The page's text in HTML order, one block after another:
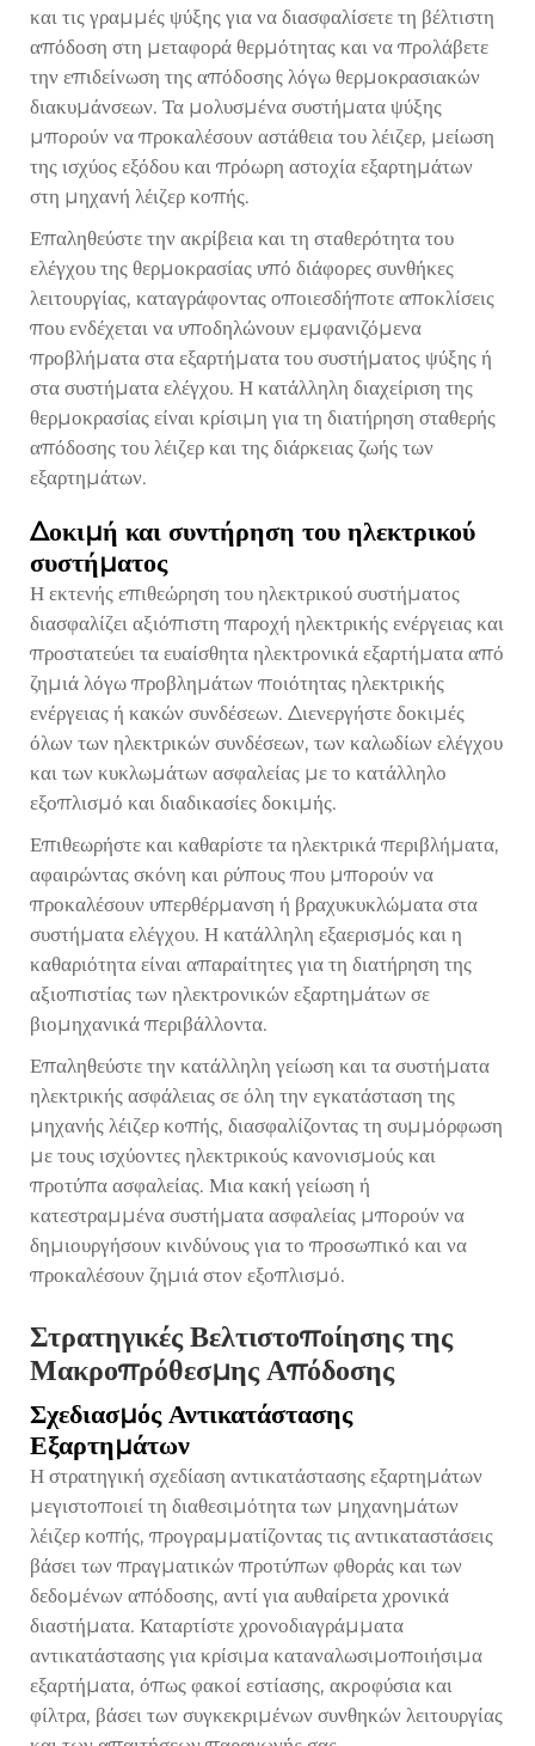
και τις γραμμές ψύξης για να διασφαλίσετε τη βέλτιστη
απόδοση στη μεταφορά θερμότητας και να προλάβετε
την επιδείνωση της απόδοσης λόγω θερμοκρασιακών
διακυμάνσεων. Τα μολυσμένα συστήματα ψύξης
μπορούν να προκαλέσουν αστάθεια του λέιζερ, μείωση
της ισχύος εξόδου και πρόωρη αστοχία εξαρτημάτων
στη μηχανή λέιζερ κοπής.
Επαληθεύστε την ακρίβεια και τη σταθερότητα του
ελέγχου της θερμοκρασίας υπό διάφορες συνθήκες
λειτουργίας, καταγράφοντας οποιεσδήποτε αποκλίσεις
που ενδέχεται να υποδηλώνουν εμφανιζόμενα
προβλήματα στα εξαρτήματα του συστήματος ψύξης ή
στα συστήματα ελέγχου. Η κατάλληλη διαχείριση της
θερμοκρασίας είναι κρίσιμη για τη διατήρηση σταθερής
απόδοσης του λέιζερ και της διάρκειας ζωής των
εξαρτημάτων.
Δοκιμή και συντήρηση του ηλεκτρικού
συστήματος
Η εκτενής επιθεώρηση του ηλεκτρικού συστήματος
διασφαλίζει αξιόπιστη παροχή ηλεκτρικής ενέργειας και
προστατεύει τα ευαίσθητα ηλεκτρονικά εξαρτήματα από
ζημιά λόγω προβλημάτων ποιότητας ηλεκτρικής
ενέργειας ή κακών συνδέσεων. Διενεργήστε δοκιμές
όλων των ηλεκτρικών συνδέσεων, των καλωδίων ελέγχου
και των κυκλωμάτων ασφαλείας με το κατάλληλο
εξοπλισμό και διαδικασίες δοκιμής.
Επιθεωρήστε και καθαρίστε τα ηλεκτρικά περιβλήματα,
αφαιρώντας σκόνη και ρύπους που μπορούν να
προκαλέσουν υπερθέρμανση ή βραχυκυκλώματα στα
συστήματα ελέγχου. Η κατάλληλη εξαερισμός και η
καθαριότητα είναι απαραίτητες για τη διατήρηση της
αξιοπιστίας των ηλεκτρονικών εξαρτημάτων σε
βιομηχανικά περιβάλλοντα.
Επαληθεύστε την κατάλληλη γείωση και τα συστήματα
ηλεκτρικής ασφάλειας σε όλη την εγκατάσταση της
μηχανής λέιζερ κοπής, διασφαλίζοντας τη συμμόρφωση
με τους ισχύοντες ηλεκτρικούς κανονισμούς και
προτύπα ασφαλείας. Μια κακή γείωση ή
κατεστραμμένα συστήματα ασφαλείας μπορούν να
δημιουργήσουν κινδύνους για το προσωπικό και να
προκαλέσουν ζημιά στον εξοπλισμό.
Στρατηγικές Βελτιστοποίησης της
Μακροπρόθεσμης Απόδοσης
Σχεδιασμός Αντικατάστασης
Εξαρτημάτων
Η στρατηγική σχεδίαση αντικατάστασης εξαρτημάτων
μεγιστοποιεί τη διαθεσιμότητα των μηχανημάτων
λέιζερ κοπής, προγραμματίζοντας τις αντικαταστάσεις
βάσει των πραγματικών προτύπων φθοράς και των
δεδομένων απόδοσης, αντί για αυθαίρετα χρονικά
διαστήματα. Καταρτίστε χρονοδιαγράμματα
αντικατάστασης για κρίσιμα καταναλωσιμοποιήσιμα
εξαρτήματα, όπως φακοί εστίασης, ακροφύσια και
φίλτρα, βάσει των συγκεκριμένων συνθηκών λειτουργίας